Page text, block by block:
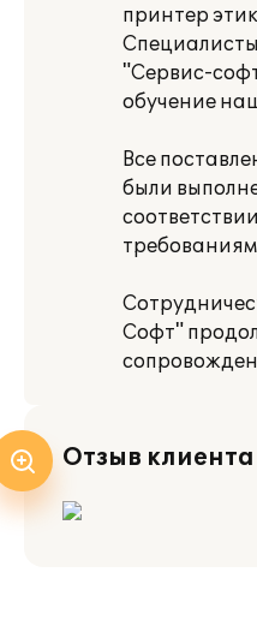
принтер
"Сервис-
обучение
Все
были
Софт"
Отзыв клиента